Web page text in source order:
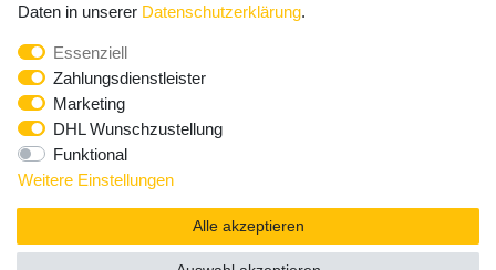
Hiermit bestätige ich, dass ich dieDaten­schutz­erklärung
widerrufen.**
Abonnieren
** Hierbei handelt es sich um ein Pflichtfeld.
Daten in unserer Daten­schutz­erklärung.
Essenziell
Zahlungsdienstleister
Marketing
DHL Wunschzustellung
Funktional
Weitere Einstellungen
Alle akzeptieren